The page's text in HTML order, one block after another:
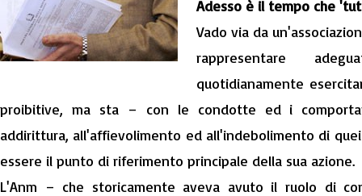
Adesso è il tempo che
Vado via da
rappresentare
quotidianamente
proibitive, ma sta – con le condotte ed i
addirittura, all'affievolimento ed all'indebolimento di
essere il punto di riferimento principale della sua azione.
L'Anm – che storicamente aveva avuto il ruolo di